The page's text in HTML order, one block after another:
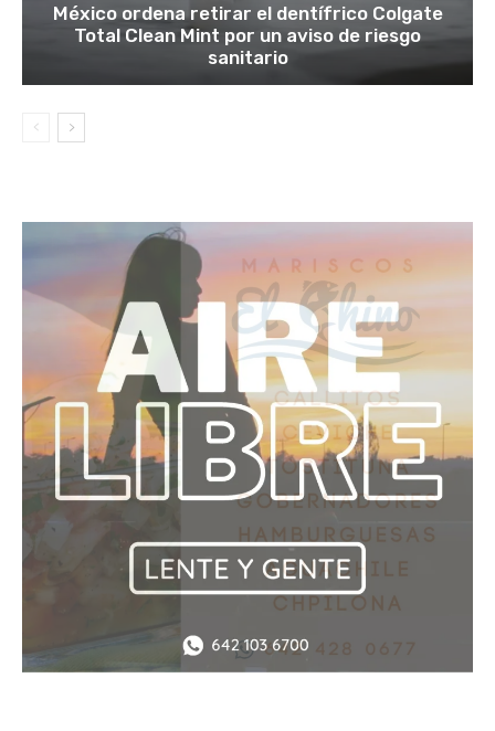
México ordena retirar el dentífrico Colgate
Total Clean Mint por un aviso de riesgo
sanitario